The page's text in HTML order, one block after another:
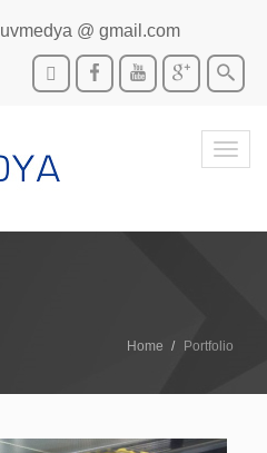
uvmedya @ gmail.com
Home Portfolio